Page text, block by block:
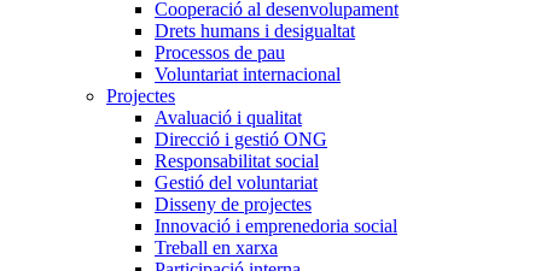
Cooperació al desenvolupament
Drets humans i desigualtat
Processos de pau
Voluntariat internacional
Projectes
Avaluació i qualitat
Direcció i gestió ONG
Responsabilitat social
Gestió del voluntariat
Disseny de projectes
Innovació i emprenedoria social
Treball en xarxa